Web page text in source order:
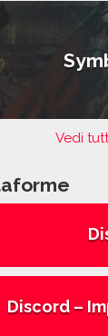
Vedi
Discord –